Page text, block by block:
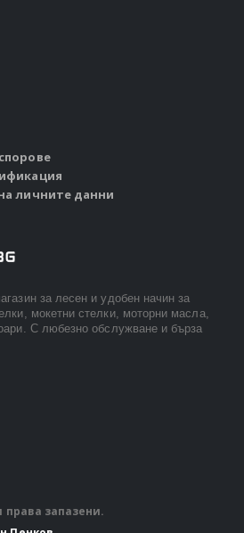
личните данни
за лесен и удобен начин за
мокетни стелки, моторни масла,
С любезно обслужване и бърза
права запазени.